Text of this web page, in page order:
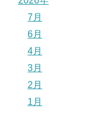
7月
6月
4月
3月
2月
1月